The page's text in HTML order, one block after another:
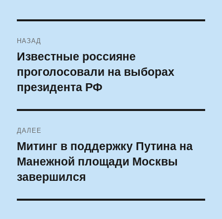
по
записям
НАЗАД
Предыдущая
запись:
Известные россияне
проголосовали на выборах
президента РФ
ДАЛЕЕ
Следующая
запись:
Митинг в поддержку Путина на
Манежной площади Москвы
завершился